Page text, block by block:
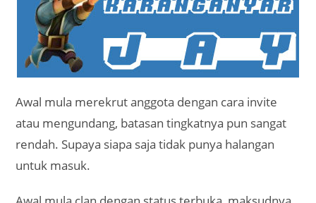
Awal mula merekrut anggota dengan cara invite
atau mengundang, batasan tingkatnya pun sangat
rendah. Supaya siapa saja tidak punya halangan
untuk masuk.